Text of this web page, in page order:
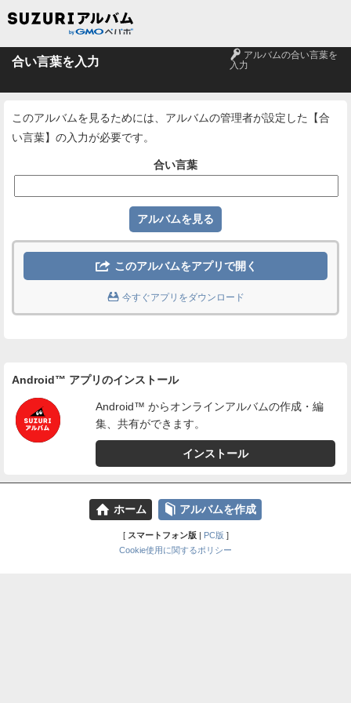
合い言葉を入力 🔑 アルバムの合い言葉を
入力
このアルバムを見るためには、アルバムの管理者が設定した【合
い言葉】の入力が必要です。
合い言葉
 このアルバムをアプリで開く
 今すぐアプリをダウンロード
Android™ アプリのインストール
Android™ からオンラインアルバムの作成・編
集、共有ができます。
インストール
⌂ ホーム 📕 アルバムを作成
[ スマートフォン版| PC版 ]
Cookie使用に関するポリシー